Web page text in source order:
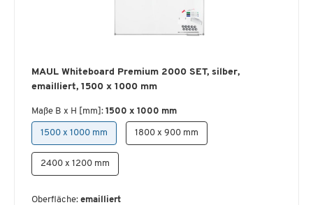
MAUL Whiteboard Premium 2000 SET, silber,
emailliert, 1500 x 1000 mm
Maße B x H [mm]: 1500 x 1000 mm
1500 x 1000 mm 1800 x 900 mm
2400 x 1200 mm
Oberfläche: emailliert